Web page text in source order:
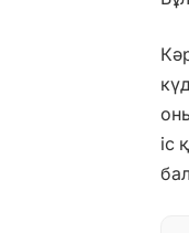
іс